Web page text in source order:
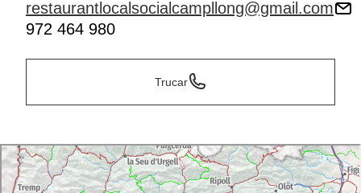
restaurantlocalsocialcampllong@gmail.com
972 464 980
Trucar